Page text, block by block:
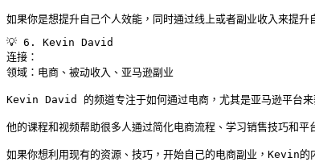
如果你是想提升自己个人效能，同时通过线上或者副业收入来提
💡 6. Kevin David
连接：
领域：电商、被动收入、亚马逊副业
Kevin David 的频道专注于如何通过电商，尤其是亚马逊平台来
他的课程和视频帮助很多人通过简化电商流程、学习销售技巧和平
如果你想利用现有的资源、技巧，开始自己的电商副业，Kevin的